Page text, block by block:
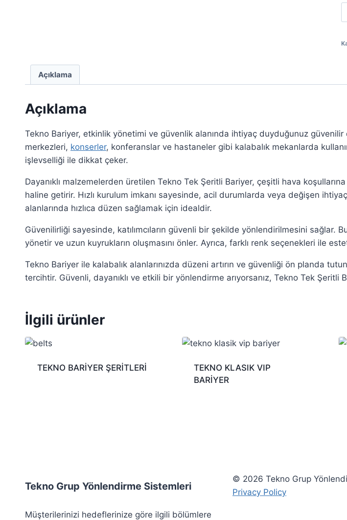
Açıklama
Açıklama
Tekno Bariyer, etkinlik yönetimi ve güvenlik alanında ihtiyaç duyduğunuz güvenilir
merkezleri, konserler, konferanslar ve hastaneler gibi kalabalık mekanlarda
işlevselliği ile dikkat çeker.
Dayanıklı malzemelerden üretilen Tekno Tek Şeritli Bariyer, çeşitli hava
haline getirir. Hızlı kurulum imkanı sayesinde, acil durumlarda veya değişen
alanlarında hızlıca düzen sağlamak için idealdir.
Güvenilirliği sayesinde, katılımcıların güvenli bir şekilde yönlendirilmesini sağlar.
yönetir ve uzun kuyrukların oluşmasını önler. Ayrıca, farklı renk seçenekleri ile
Tekno Bariyer ile kalabalık alanlarınızda düzeni artırın ve güvenliği ön planda
tercihtir. Güvenli, dayanıklı ve etkili bir yönlendirme arıyorsanız, Tekno Tek Şeritli
İlgili ürünler
TEKNO BARİYER ŞERİTLERİ
TEKNO KLASIK VIP
BARİYER
Tekno Grup Yönlendirme Sistemleri
Müşterilerinizi hedeflerinize göre ilgili bölümlere
© 2026 Tekno Grup
Privacy Policy